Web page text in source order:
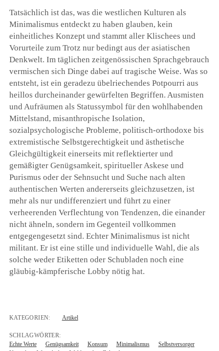
Tatsächlich ist das, was die westlichen Kulturen als
Minimalismus entdeckt zu haben glauben, kein
einheitliches Konzept und stammt aller Klischees und
Vorurteile zum Trotz nur bedingt aus der asiatischen
Denkwelt. Im täglichen zeitgenössischen Sprachgebrauch
vermischen sich Dinge dabei auf tragische Weise. Was so
entsteht, ist ein geradezu übelriechendes Potpourri aus
heillos durcheinander gewürfelten Begriffen. Ausmisten
und Aufräumen als Statussymbol für den wohlhabenden
Mittelstand, misanthropische Isolation,
sozialpsychologische Probleme, politisch-orthodoxe bis
extremistische Selbstgerechtigkeit und ästhetische
Gleichgültigkeit einerseits mit reflektierter und
gemäßigter Genügsamkeit, spiritueller Askese und
Purismus oder der Sehnsucht und Suche nach alten
authentischen Werten andererseits gleichzusetzen, ist
mehr als nur undifferenziert und führt zu einer
verheerenden Verflechtung von Tendenzen, die einander
nicht ähneln, sondern im Gegenteil vollkommen
entgegengesetzt sind. Echter Minimalismus ist nicht
militant. Er ist eine stille und individuelle Wahl, die als
solche weder Etiketten oder Schubladen noch eine
gläubig-kämpferische Lobby nötig hat.
KATEGORIEN: Artikel
SCHLAGWÖRTER:
Echte Werte
Genügsamkeit Konsum Minimalismus
Selbstversorger